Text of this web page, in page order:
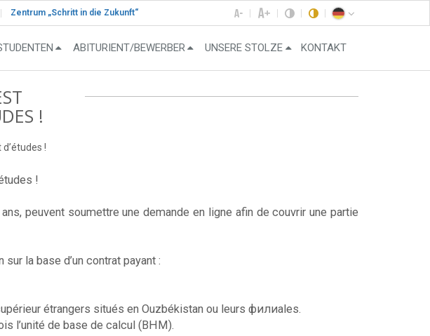
Zentrum „Schritt in die Zukunft“
ABITURIENT/BEWERBER UNSERE STOLZE KONTAKT
!
!
!
peuvent soumettre une demande en ligne afin de couvrir une partie
la base d’un contrat payant :
étrangers situés en Ouzbékistan ou leurs филиales.
l’unité de base de calcul (BHM).